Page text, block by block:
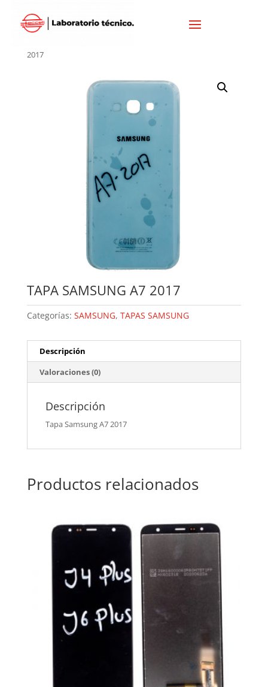
2017
TAPA SAMSUNG A7 2017
Categorías: SAMSUNG, TAPAS SAMSUNG
Descripción
Valoraciones (0)
Descripción
Tapa Samsung A7 2017
Productos relacionados